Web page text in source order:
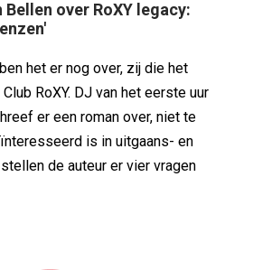
over RoXY legacy:
het er nog over, zij die het
RoXY. DJ van het eerste uur
er een roman over, niet te
is in uitgaans- en
de auteur er vier vragen